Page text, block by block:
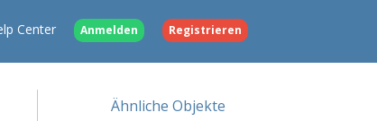
Center Anmelden Registrieren
Ähnliche Objekte